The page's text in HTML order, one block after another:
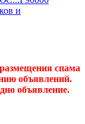
и
спама
объявлений.
объявление.